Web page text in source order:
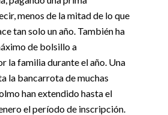
menos de la mitad de lo que
tan solo un año. También ha
de bolsillo a
la familia durante el año. Una
la bancarrota de muchas
han extendido hasta el
el período de inscripción.